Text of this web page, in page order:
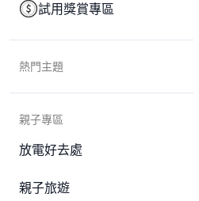
試用獎賞專區
熱門主題
親子專區
放電好去處
親子旅遊